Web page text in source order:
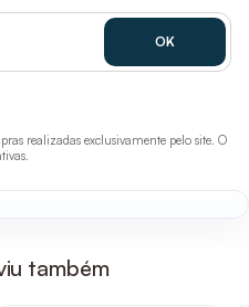
realizadas exclusivamente pelo site. O
também